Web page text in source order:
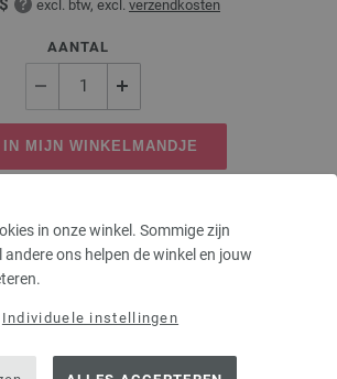
in onze winkel. Sommige zijn
andere ons helpen de winkel en jouw
Individuele instellingen
excl. btw, excl. verzendkosten
AANTAL
IN MIJN WINKELMANDJE